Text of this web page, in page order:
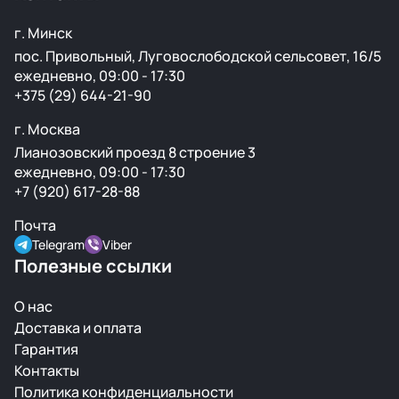
г. Минск
пос. Привольный, Луговослободской сельсовет, 16/5
ежедневно, 09:00 - 17:30
+375 (29) 644-21-90
г. Москва
Лианозовский проезд 8 строение 3
ежедневно, 09:00 - 17:30
+7 (920) 617-28-88
Почта
Telegram Viber
Полезные ссылки
О нас
Доставка и оплата
Гарантия
Контакты
Политика конфиденциальности